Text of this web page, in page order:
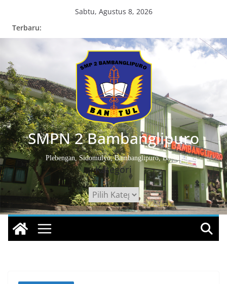
Sabtu, Agustus 8, 2026
Terbaru:
SMPN 2 Bambanglipuro
Plebengan, Sidomulyo, Bambanglipuro, Bantul
Kategori
Kategori